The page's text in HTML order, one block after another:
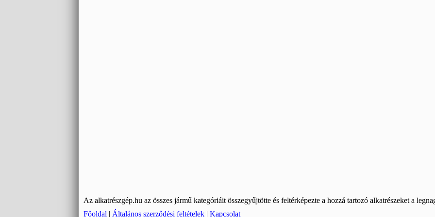
Az alkatrészgép.hu az összes jármű kategóriáit összegyűjtötte és feltérképezte a hozzá tartozó alkatrészeket a
Főoldal | Általános szerződési feltételek | Kapcsolat